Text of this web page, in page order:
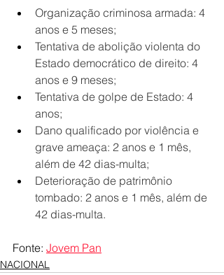
Organização criminosa armada: 4
anos e 5 meses;
Tentativa de abolição violenta do
Estado democrático de direito: 4
anos e 9 meses;
Tentativa de golpe de Estado: 4
anos;
Dano qualificado por violência e
grave ameaça: 2 anos e 1 mês,
além de 42 dias-multa;
Deterioração de patrimônio
tombado: 2 anos e 1 mês, além de
42 dias-multa.
Fonte: Jovem Pan
NACIONAL